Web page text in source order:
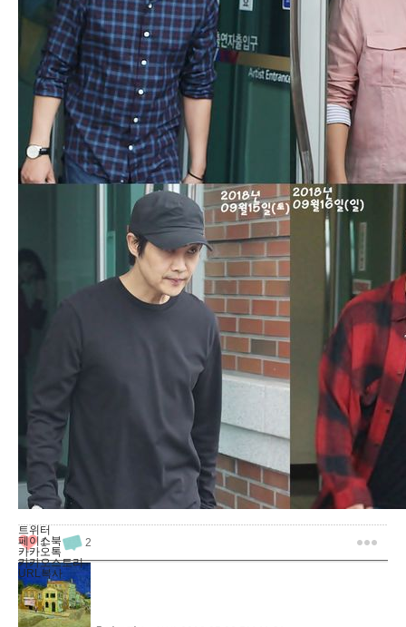
1 2
트위터
페이스북
카카오톡
카카오스토리
URL복사